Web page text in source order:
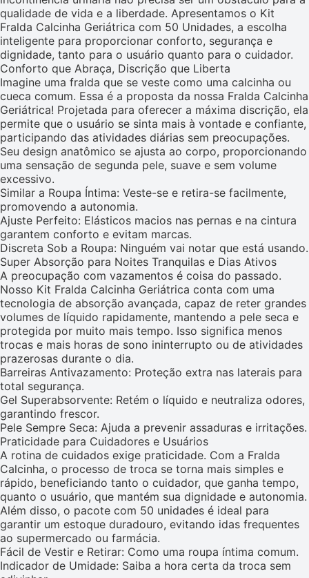
qualidade de vida e a liberdade. Apresentamos o Kit
Fralda Calcinha Geriátrica com 50 Unidades, a escolha
inteligente para proporcionar conforto, segurança e
dignidade, tanto para o usuário quanto para o cuidador.
Conforto que Abraça, Discrição que Liberta
Imagine uma fralda que se veste como uma calcinha ou
cueca comum. Essa é a proposta da nossa Fralda Calcinha
Geriátrica! Projetada para oferecer a máxima discrição, ela
permite que o usuário se sinta mais à vontade e confiante,
participando das atividades diárias sem preocupações.
Seu design anatômico se ajusta ao corpo, proporcionando
uma sensação de segunda pele, suave e sem volume
excessivo.
Similar a Roupa Íntima: Veste-se e retira-se facilmente,
promovendo a autonomia.
Ajuste Perfeito: Elásticos macios nas pernas e na cintura
garantem conforto e evitam marcas.
Discreta Sob a Roupa: Ninguém vai notar que está usando.
Super Absorção para Noites Tranquilas e Dias Ativos
A preocupação com vazamentos é coisa do passado.
Nosso Kit Fralda Calcinha Geriátrica conta com uma
tecnologia de absorção avançada, capaz de reter grandes
volumes de líquido rapidamente, mantendo a pele seca e
protegida por muito mais tempo. Isso significa menos
trocas e mais horas de sono ininterrupto ou de atividades
prazerosas durante o dia.
Barreiras Antivazamento: Proteção extra nas laterais para
total segurança.
Gel Superabsorvente: Retém o líquido e neutraliza odores,
garantindo frescor.
Pele Sempre Seca: Ajuda a prevenir assaduras e irritações.
Praticidade para Cuidadores e Usuários
A rotina de cuidados exige praticidade. Com a Fralda
Calcinha, o processo de troca se torna mais simples e
rápido, beneficiando tanto o cuidador, que ganha tempo,
quanto o usuário, que mantém sua dignidade e autonomia.
Além disso, o pacote com 50 unidades é ideal para
garantir um estoque duradouro, evitando idas frequentes
ao supermercado ou farmácia.
Fácil de Vestir e Retirar: Como uma roupa íntima comum.
Indicador de Umidade: Saiba a hora certa da troca sem